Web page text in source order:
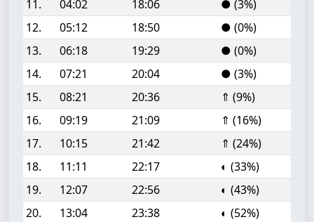
11.
04:02 18:06
● (3%)
12.
05:12 18:50
● (0%)
13.
06:18 19:29
● (0%)
14.
07:21 20:04
● (3%)
15.
08:21 20:36
⇑ (9%)
16.
09:19 21:09
⇑ (16%)
17.
10:15 21:42
⇑ (24%)
18.
11:11 22:17
◐ (33%)
19.
12:07 22:56
◐ (43%)
20.
13:04 23:38
◐ (52%)